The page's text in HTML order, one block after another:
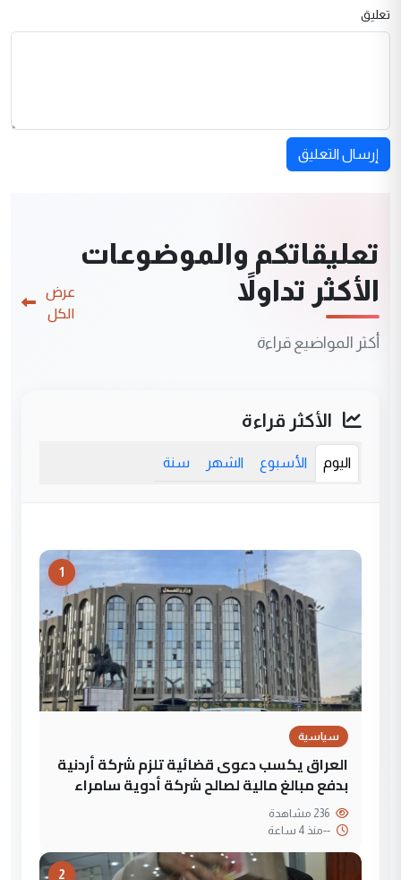
تعليق
إرسال التعليق
تعليقاتكم والموضوعات
الأكثر تداولاً
أكثر المواضيع قراءة
عرض
الكل
الأكثر قراءة
اليوم الأسبوع الشهر سنة
1
سياسية
العراق يكسب دعوى قضائية تلزم شركة أردنية
بدفع مبالغ مالية لصالح شركة أدوية سامراء
--منذ 4 ساعة
2